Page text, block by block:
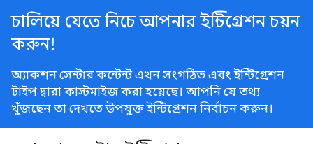
চালিয়ে যেতে নিচে আপনার ইন্টিগ্রেশন চয়ন
করুন!
অ্যাকশন সেন্টার কন্টেন্ট এখন সংগঠিত এবং ইন্টিগ্রেশন
টাইপ দ্বারা কাস্টমাইজ করা হয়েছে। আপনি যে তথ্য
খুঁজছেন তা দেখতে উপযুক্ত ইন্টিগ্রেশন নির্বাচন করুন।